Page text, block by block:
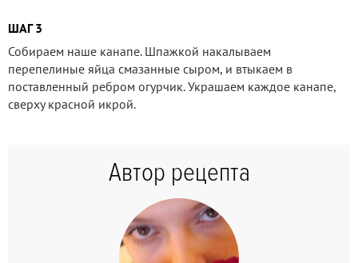
ШАГ 3
Собираем наше канапе. Шпажкой накалываем
перепелиные яйца смазанные сыром, и втыкаем в
поставленный ребром огурчик. Украшаем каждое канапе,
сверху красной икрой.
Автор рецепта